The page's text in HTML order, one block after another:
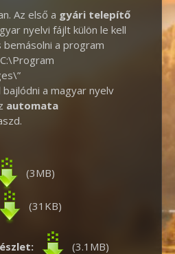
Az első a gyári telepítő
nyelvi fájlt külön le kell
a program
a magyar nyelv
automata
(3MB)
(31KB)
(3.1MB)